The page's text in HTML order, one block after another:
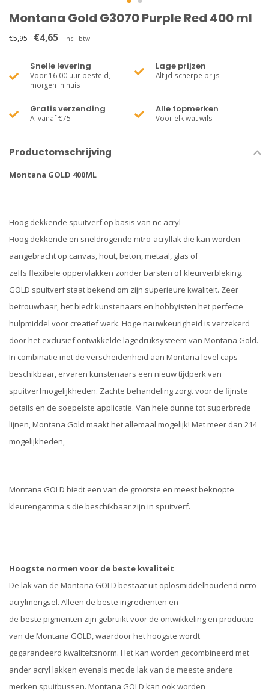
Montana Gold G3070 Purple Red 400 ml
€5,95 €4,65 Incl. btw
Snelle levering
Voor 16:00 uur besteld,
morgen in huis
Lage prijzen
Altijd scherpe prijs
Gratis verzending
Al vanaf €75
Alle topmerken
Voor elk wat wils
Productomschrijving
Montana GOLD 400ML
Hoog dekkende spuitverf op basis van nc-acryl
Hoog dekkende en sneldrogende nitro-acryllak die kan worden
aangebracht op canvas, hout, beton, metaal, glas of
zelfs flexibele oppervlakken zonder barsten of kleurverbleking.
GOLD spuitverf staat bekend om zijn superieure kwaliteit. Zeer
betrouwbaar, het biedt kunstenaars en hobbyisten het perfecte
hulpmiddel voor creatief werk. Hoge nauwkeurigheid is verzekerd
door het exclusief ontwikkelde lagedruksysteem van Montana Gold.
In combinatie met de verscheidenheid aan Montana level caps
beschikbaar, ervaren kunstenaars een nieuw tijdperk van
spuitverfmogelijkheden. Zachte behandeling zorgt voor de fijnste
details en de soepelste applicatie. Van hele dunne tot superbrede
lijnen, Montana Gold maakt het allemaal mogelijk! Met meer dan 214
mogelijkheden,
Montana GOLD biedt een van de grootste en meest beknopte
kleurengamma's die beschikbaar zijn in spuitverf.
Hoogste normen voor de beste kwaliteit
De lak van de Montana GOLD bestaat uit oplosmiddelhoudend nitro-
acrylmengsel. Alleen de beste ingrediënten en
de beste pigmenten zijn gebruikt voor de ontwikkeling en productie
van de Montana GOLD, waardoor het hoogste wordt
gegarandeerd kwaliteitsnorm. Het kan worden gecombineerd met
ander acryl lakken evenals met de lak van de meeste andere
merken spuitbussen. Montana GOLD kan ook worden